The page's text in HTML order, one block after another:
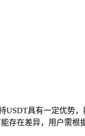
具有一定优势
存在差异，用户需根